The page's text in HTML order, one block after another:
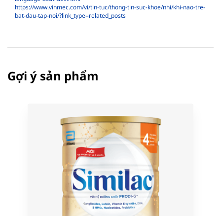
https://www.vinmec.com/vi/tin-tuc/thong-tin-suc-khoe/nhi/khi-nao-tre-
bat-dau-tap-noi/?link_type=related_posts
Gợi ý sản phẩm